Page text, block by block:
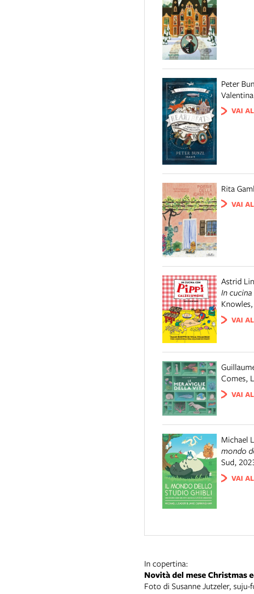
Peter
VAI
Rita
VAI
Astrid
In
Knowles,
VAI
Comes,
VAI
Michael
mondo
Sud,
VAI
In copertina:
Novità del mese Christmas
Foto di Susanne Jutzeler, suju-